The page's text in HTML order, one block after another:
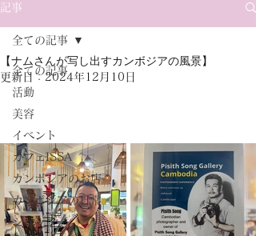
記事
全ての記事
活動
美容
イベント
カフェISSA
カンボジアのお店
カンボジアの日常
ショップ
全ての記事
【ナムさんが写し出すカンボジアの風景】
更新日：2024年12月10日